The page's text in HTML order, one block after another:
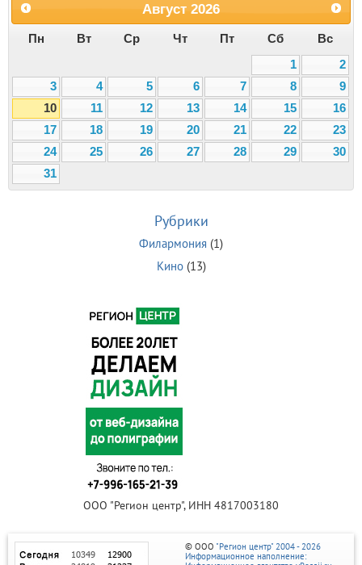
Август 2026
Пн Вт Ср Чт Пт Сб
Вс
1
2
3
4 5 6 7 8
9
10
11 12 13 14 15
16
17
18 19 20 21 22
23
24
25 26 27 28 29
30
31
Рубрики
Филармония (1)
Кино(13)
ООО "Регион центр", ИНН 4817003180
© ООО "Регион центр" 2004 - 2026
Информационное наполнение: